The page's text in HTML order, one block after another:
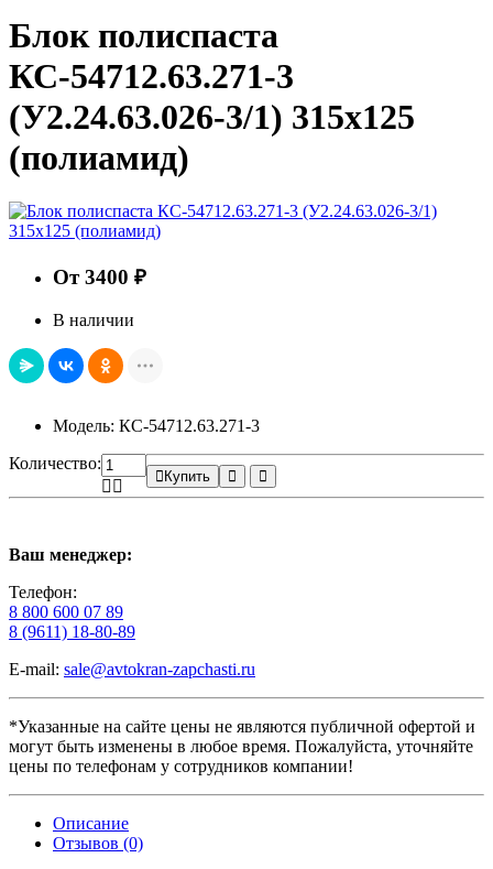
Блок полиспаста
КС-54712.63.271-3
(У2.24.63.026-3/1) 315х125
(полиамид)
От 3400 ₽
В наличии
Модель: КС-54712.63.271-3
Количество:
Купить
Ваш менеджер:
Телефон:
8 800 600 07 89
8 (9611) 18-80-89
E-mail: sale@avtokran-zapchasti.ru
*Указанные на сайте цены не являются публичной офертой и
могут быть изменены в любое время. Пожалуйста, уточняйте
цены по телефонам у сотрудников компании!
Описание
Отзывов (0)